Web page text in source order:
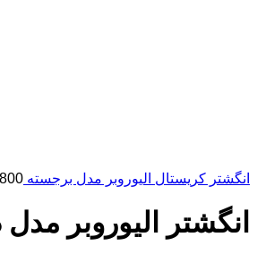
انگشتر کریستال الیوروبر مدل برجسته
انگشتر الیوروبر مدل